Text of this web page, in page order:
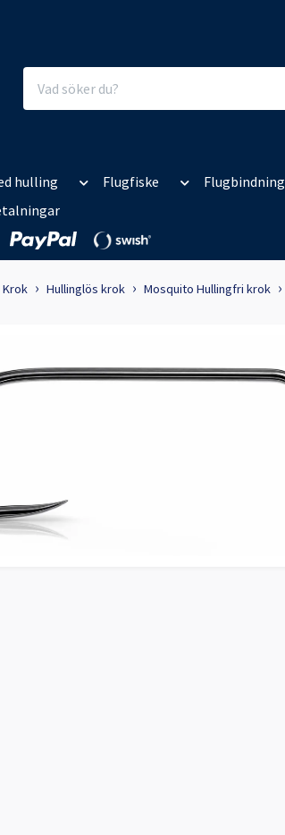
hulling Flugfiske Flugbindning
Krok Hullinglös krok Mosquito Hullingfri krok